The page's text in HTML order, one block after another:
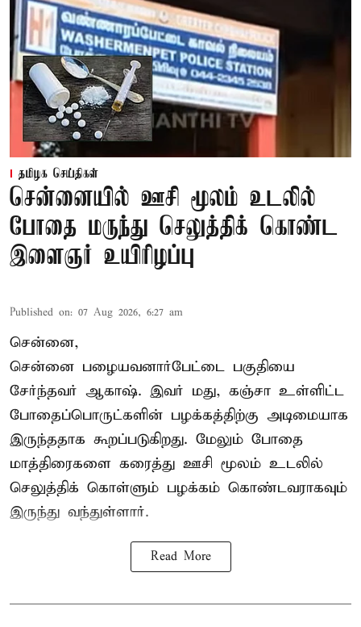
தமிழக செய்திகள்
சென்னையில் ஊசி மூலம் உடலில்
போதை மருந்து செலுத்திக் கொண்ட
இளைஞர் உயிரிழப்பு
Published on: 07 Aug 2026, 6:27 am
சென்னை,
சென்னை பழையவனார்பேட்டை பகுதியை
சேர்ந்தவர் ஆகாஷ். இவர் மது, கஞ்சா உள்ளிட்ட
போதைப்பொருட்களின் பழக்கத்திற்கு அடிமையாக
இருந்ததாக கூறப்படுகிறது. மேலும் போதை
மாத்திரைகளை கரைத்து ஊசி மூலம் உடலில்
செலுத்திக் கொள்ளும் பழக்கம் கொண்டவராகவும்
இருந்து வந்துள்ளார்.
Read More